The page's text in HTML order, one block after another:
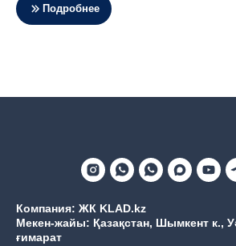
Подробнее
Компания: ЖК KLAD.kz
Мекен-жайы: Қазақстан, Шымкент к.,
ғимарат